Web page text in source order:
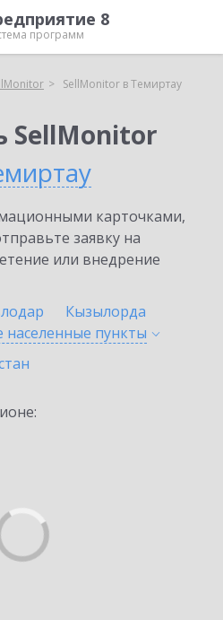
8
программ
SellMonitor в Темиртау
SellMonitor
карточками,
заявку на
или внедрение
Кызылорда
населенные пункты